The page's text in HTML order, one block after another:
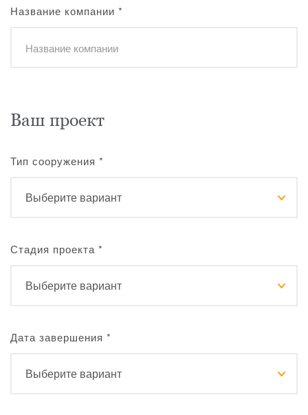
Название компании *
Ваш проект
Тип сооружения *
Стадия проекта *
Дата завершения *